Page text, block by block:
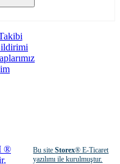
Bu siteStorex® E-Ticaret
yazılımı ile kurulmuştur.